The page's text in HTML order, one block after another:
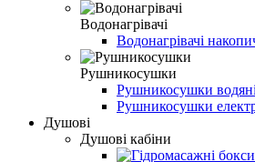
Водонагрівачі
Водонагрівачі
Рушникосушки
Рушникосушки водяні
Рушникосушки
Душові
Душові кабіни